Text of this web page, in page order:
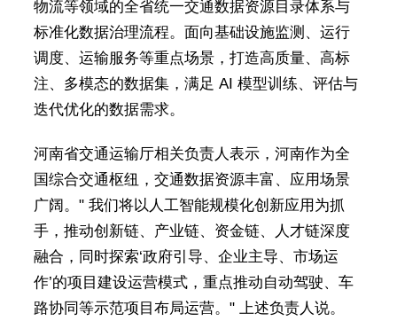
物流等领域的全省统一交通数据资源目录体系与
标准化数据治理流程。面向基础设施监测、运行
调度、运输服务等重点场景，打造高质量、高标
注、多模态的数据集，满足 AI 模型训练、评估与
迭代优化的数据需求。
河南省交通运输厅相关负责人表示，河南作为全
国综合交通枢纽，交通数据资源丰富、应用场景
广阔。" 我们将以人工智能规模化创新应用为抓
手，推动创新链、产业链、资金链、人才链深度
融合，同时探索‘政府引导、企业主导、市场运
作’的项目建设运营模式，重点推动自动驾驶、车
路协同等示范项目布局运营。" 上述负责人说。